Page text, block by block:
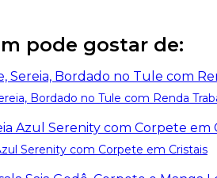
pode gostar de:
Bordado no Tule com Renda
Serenity com Corpete em Cristais